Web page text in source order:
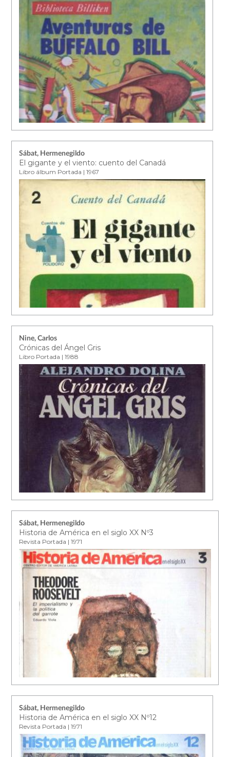
Sábat, Hermenegildo
El gigante y el viento: cuento del Canadá
Libro álbum Portada | 1967
Nine, Carlos
Crónicas del Ángel Gris
Libro Portada | 1988
Sábat, Hermenegildo
Historia de América en el siglo XX Nº3
Revista Portada | 1971
Sábat, Hermenegildo
Historia de América en el siglo XX Nº12
Revista Portada | 1971